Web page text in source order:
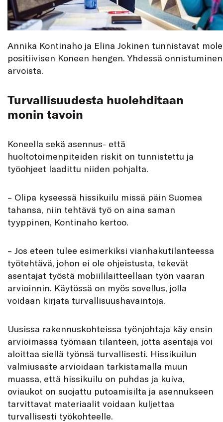
Annika Kontinaho ja Elina Jokinen tunnistavat
positiivisen Koneen hengen. Yhdessä
arvoista.
Turvallisuudesta huolehditaan
monin tavoin
Koneella sekä asennus- että
huoltotoimenpiteiden riskit on tunnistettu ja
työohjeet laadittu niiden pohjalta.
– Olipa kyseessä hissikuilu missä päin Suomea
tahansa, niin tehtävä työ on aina saman
tyyppinen, Kontinaho kertoo.
– Jos eteen tulee esimerkiksi vianhakutilanteessa
työtehtävä, johon ei ole ohjeistusta, tekevät
asentajat työstä mobiililaitteellaan työn vaaran
arvioinnin. Käytössä on myös sovellus, jolla
voidaan kirjata turvallisuushavaintoja.
Uusissa rakennuskohteissa työnjohtaja käy ensin
arvioimassa työmaan tilanteen, jotta asentaja voi
aloittaa siellä työnsä turvallisesti. Hissikuilun
valmiusaste arvioidaan tarkistamalla muun
muassa, että hissikuilu on puhdas ja kuiva,
oviaukot on suojattu putoamisilta ja asennukseen
tarvittavat materiaalit voidaan kuljettaa
turvallisesti työkohteelle.